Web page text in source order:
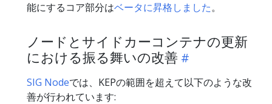
能にするコア部分はベータに昇格しました。
ノードとサイドカーコンテナの更新
における振る舞いの改善
SIG Nodeでは、KEPの範囲を超えて以下のような改
善が行われています: